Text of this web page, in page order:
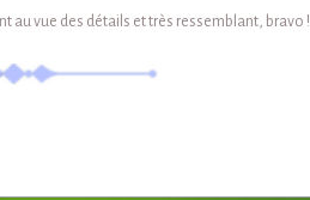
au vue des détails et très ressemblant, bravo !